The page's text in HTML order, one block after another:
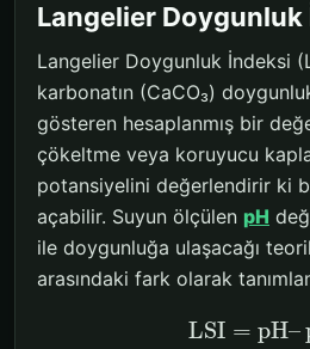
Langelier Doygunluk
Langelier Doygunluk İndeksi
karbonatın (CaCO₃)
gösteren hesaplanmış bir
çökeltme veya koruyucu
potansiyelini değerlendirir ki
açabilir. Suyun ölçülen pH
ile doygunluğa ulaşacağı
arasındaki fark olarak
LSI = pH–